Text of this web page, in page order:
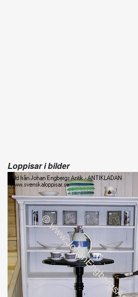
Loppisar i bilder